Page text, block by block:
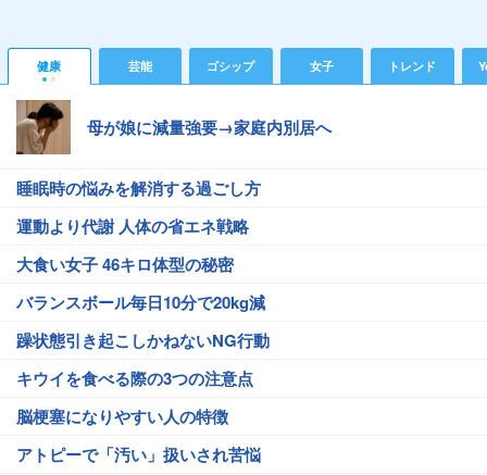
健康 芸能 ゴシップ 女子 トレンド
母が娘に減量強要→家庭内別居へ
睡眠時の悩みを解消する過ごし方
運動より代謝 人体の省エネ戦略
大食い女子 46キロ体型の秘密
バランスボール毎日10分で20kg減
躁状態引き起こしかねないNG行動
キウイを食べる際の3つの注意点
脳梗塞になりやすい人の特徴
アトピーで「汚い」扱いされ苦悩